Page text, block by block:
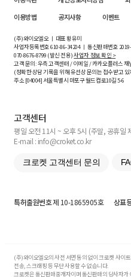
이용방법
공지사항 이벤트
(주)와이오엘오 ㅣ 대표 황유미
사업자등록번호610-86-34204ㅣ 통신판매번호
070-8676-8799 (발신 전용)사업자 정보 확인 >
고객 문의: 우측 고객센터 / 이메일 / 카카오플러스
(정확한 상담 기록을 위해 유선상 문의는 접수받고
주소 [04004] 서울특별시 마포구 월드컵로10길5-6
고객센터
평일 오전 11시 ~ 오후 5시 (주말, 공휴일
E-mail : info@croket.co.kr
크로켓 고객센터 문의
특허출원번호제 10-1865905호 상표
(주)와이오엘오의 사전 서면 동의 없이 크로켓 사이
전송, 스크래핑 등 무단 사용할 수 없습니다.
크로켓은 통신판매중개자이며 통신판매의 당사자